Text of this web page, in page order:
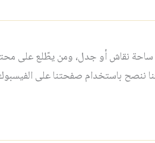
نقاش أو جدل، ومن يطّلع على
ننصح باستخدام صفحتنا على